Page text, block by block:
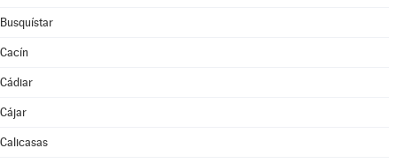
Busquístar
Cacín
Cádiar
Cájar
Calicasas